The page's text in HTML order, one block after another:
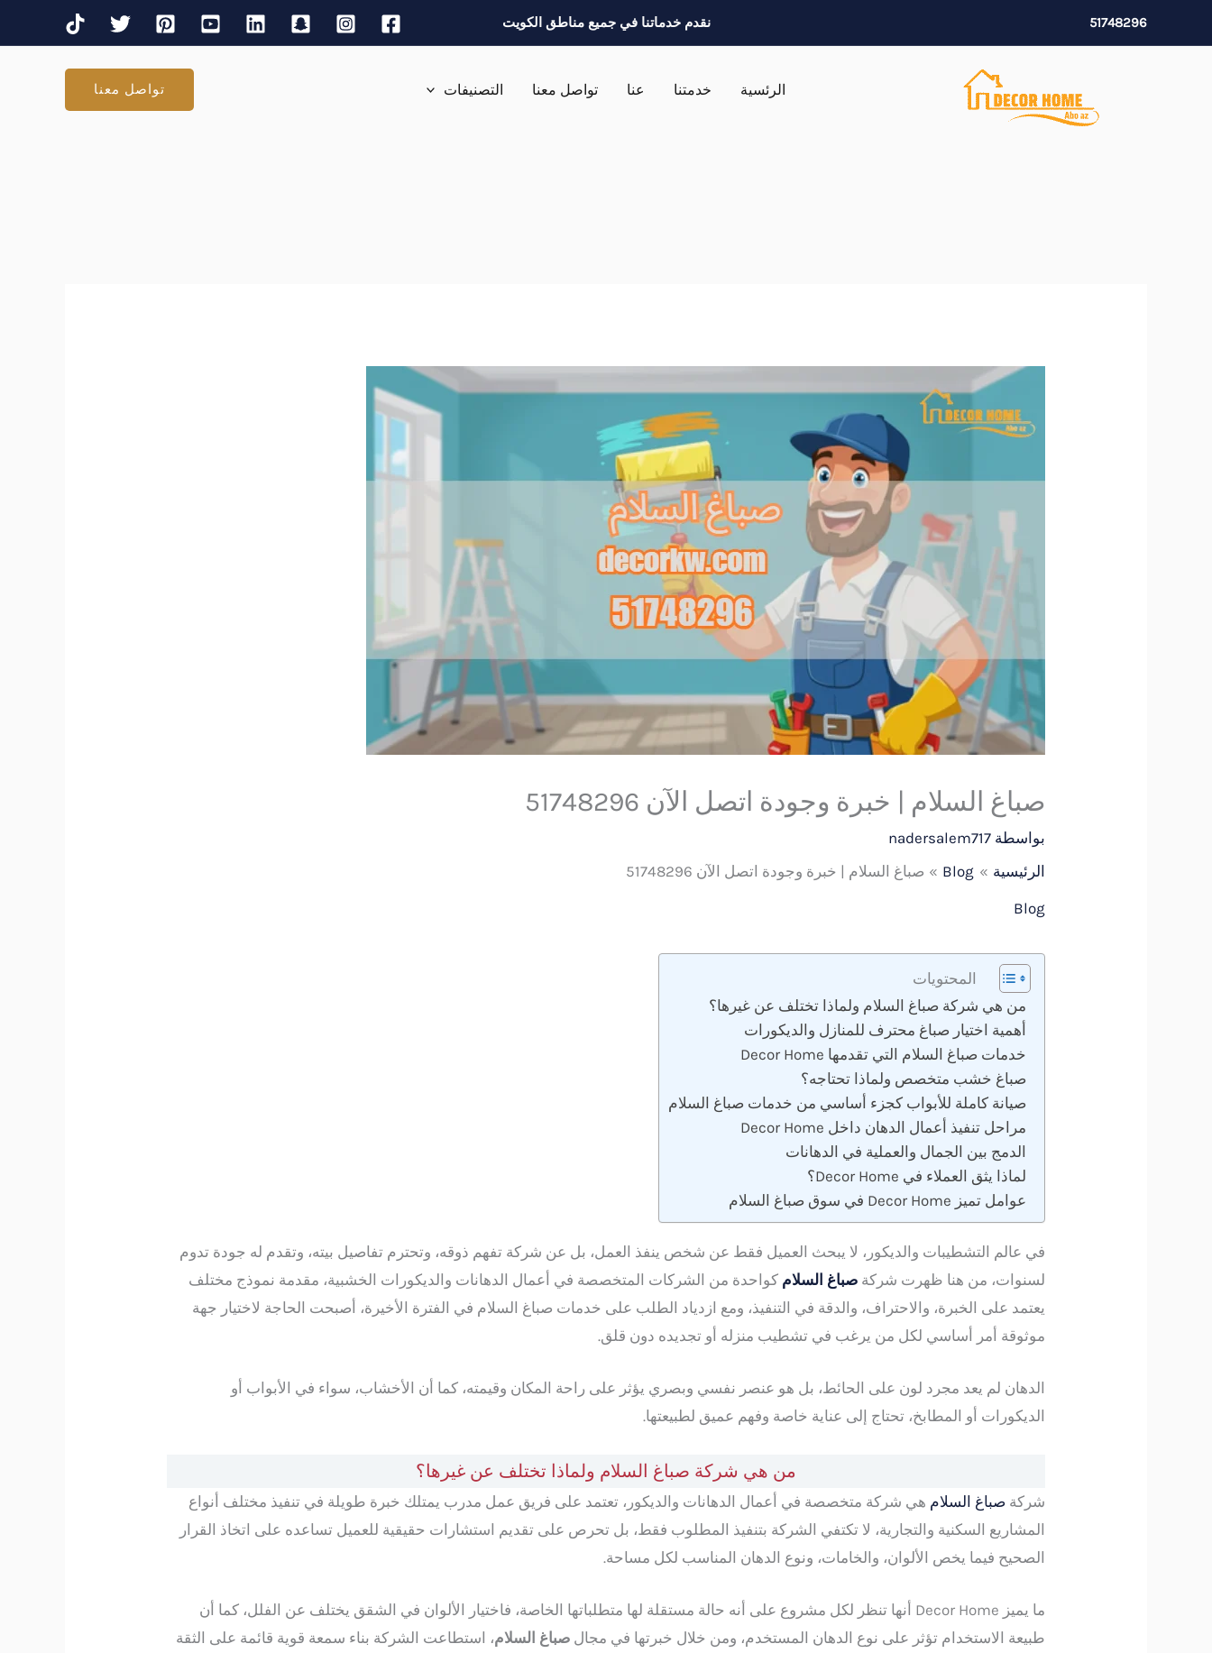
إلى
51748296 نقدم خدماتنا في جميع مناطق الكويت
الرئسية خدمتنا عنا تواصل معنا التصنيفات تواصل معنا
صباغ السلام | خبرة وجودة اتصل الآن 51748296
بواسطة nadersalem717
الرئيسية
Blog صباغ السلام | خبرة وجودة اتصل الآن 51748296
Blog
المحتويات
من هي شركة صباغ السلام ولماذا تختلف عن غيرها؟
أهمية اختيار صباغ محترف للمنازل والديكورات
خدمات صباغ السلام التي تقدمها Decor Home
صباغ خشب متخصص ولماذا تحتاجه؟
صيانة كاملة للأبواب كجزء أساسي من خدمات صباغ السلام
مراحل تنفيذ أعمال الدهان داخل Decor Home
الدمج بين الجمال والعملية في الدهانات
لماذا يثق العملاء في Decor Home؟
عوامل تميز Decor Home في سوق صباغ السلام
في عالم التشطيبات والديكور، لا يبحث العميل فقط عن شخص ينفذ العمل، بل عن شركة تفهم ذوقه، وتحترم تفاصيل بيته، وتقدم له جودة تدوم
لسنوات، من هنا ظهرت شركةصباغ السلام كواحدة من الشركات المتخصصة في أعمال الدهانات والديكورات الخشبية، مقدمة نموذج مختلف
يعتمد على الخبرة، والاحتراف، والدقة في التنفيذ، ومع ازدياد الطلب على خدمات صباغ السلام في الفترة الأخيرة، أصبحت الحاجة لاختيار جهة
موثوقة أمر أساسي لكل من يرغب في تشطيب منزله أو تجديده دون قلق.
الدهان لم يعد مجرد لون على الحائط، بل هو عنصر نفسي وبصري يؤثر على راحة المكان وقيمته، كما أن الأخشاب، سواء في الأبواب أو
الديكورات أو المطابخ، تحتاج إلى عناية خاصة وفهم عميق لطبيعتها.
من هي شركة صباغ السلام ولماذا تختلف عن غيرها؟
شركةصباغ السلام هي شركة متخصصة في أعمال الدهانات والديكور، تعتمد على فريق عمل مدرب يمتلك خبرة طويلة في تنفيذ مختلف أنواع
المشاريع السكنية والتجارية، لا تكتفي الشركة بتنفيذ المطلوب فقط، بل تحرص على تقديم استشارات حقيقية للعميل تساعده على اتخاذ القرار
الصحيح فيما يخص الألوان، والخامات، ونوع الدهان المناسب لكل مساحة.
ما يميز Decor Home أنها تنظر لكل مشروع على أنه حالة مستقلة لها متطلباتها الخاصة، فاختيار الألوان في الشقق يختلف عن الفلل، كما أن
طبيعة الاستخدام تؤثر على نوع الدهان المستخدم، ومن خلال خبرتها في مجالصباغ السلام، استطاعت الشركة بناء سمعة قوية قائمة على الثقة